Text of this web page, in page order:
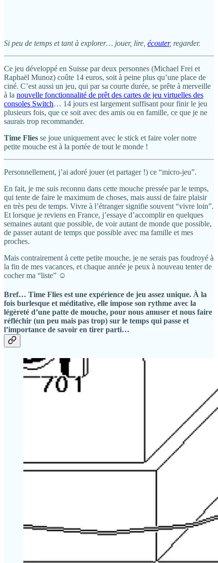
Si peu de temps et tant à explorer… jouer, lire, écouter, regarder.
Ce jeu développé en Suisse par deux personnes (Michael Frei et
Raphaël Munoz) coûte 14 euros, soit à peine plus qu’une place de
ciné. C’est aussi un jeu, qui par sa courte durée, se prête à merveille
à la nouvelle fonctionnalité de prêt des cartes de jeu virtuelles des
consoles Switch… 14 jours est largement suffisant pour finir le jeu
plusieurs fois, que ce soit avec des amis ou en famille, ce que je ne
saurais trop recommander.
Time Flies se joue uniquement avec le stick et faire voler notre
petite mouche est à la portée de tout le monde !
Personnellement, j’ai adoré jouer (et partager !) ce “micro-jeu”.
En fait, je me suis reconnu dans cette mouche pressée par le temps,
qui tente de faire le maximum de choses, mais aussi de faire plaisir
en très peu de temps. Vivre à l’étranger signifie souvent “vivre loin”.
Et lorsque je reviens en France, j’essaye d’accomplir en quelques
semaines autant que possible, de voir autant de monde que possible,
de passer autant de temps que possible avec ma famille et mes
proches.
Mais contrairement à cette petite mouche, je ne serais pas foudroyé à
la fin de mes vacances, et chaque année je peux à nouveau tenter de
cocher ma “liste” ☺️
Bref… Time Flies est une expérience de jeu assez unique. À la
fois burlesque et méditative, elle impose son rythme avec la
légèreté d’une patte de mouche, pour nous amuser et nous faire
réfléchir (un peu mais pas trop) sur le temps qui passe et
l’importance de savoir en tirer parti…